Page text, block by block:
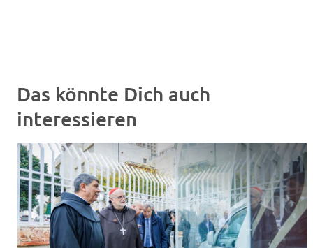
Das könnte Dich auch
interessieren